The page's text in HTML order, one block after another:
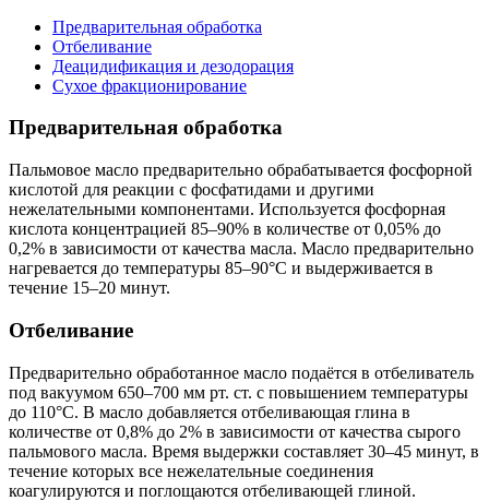
Предварительная обработка
Отбеливание
Деацидификация и дезодорация
Сухое фракционирование
Предварительная обработка
Пальмовое масло предварительно обрабатывается фосфорной
кислотой для реакции с фосфатидами и другими
нежелательными компонентами. Используется фосфорная
кислота концентрацией 85–90% в количестве от 0,05% до
0,2% в зависимости от качества масла. Масло предварительно
нагревается до температуры 85–90°C и выдерживается в
течение 15–20 минут.
Отбеливание
Предварительно обработанное масло подаётся в отбеливатель
под вакуумом 650–700 мм рт. ст. с повышением температуры
до 110°C. В масло добавляется отбеливающая глина в
количестве от 0,8% до 2% в зависимости от качества сырого
пальмового масла. Время выдержки составляет 30–45 минут, в
течение которых все нежелательные соединения
коагулируются и поглощаются отбеливающей глиной.